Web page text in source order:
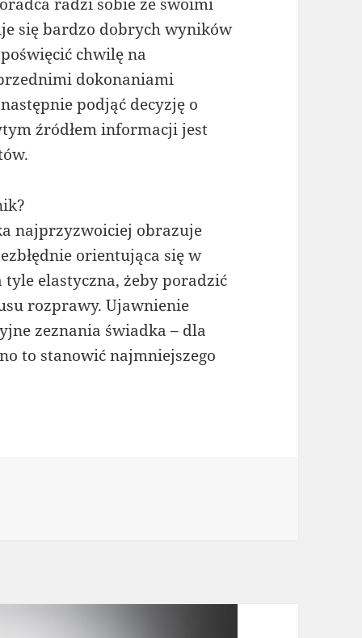
się bardzo dobrych wyników
chwilę na
dokonaniami
podjąć decyzję o
źródłem informacji jest
najprzyzwoiciej obrazuje
orientująca się w
elastyczna, żeby poradzić
rozprawy. Ujawnienie
zeznania świadka – dla
to stanowić najmniejszego